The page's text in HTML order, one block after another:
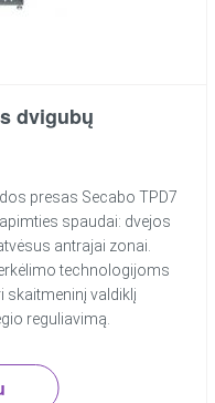
dvigubų
presas Secabo TPD7
spaudai: dvejos
antrajai zonai.
technologijoms
skaitmeninį valdiklį
reguliavimą.